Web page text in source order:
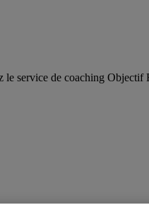
le service de coaching Objectif